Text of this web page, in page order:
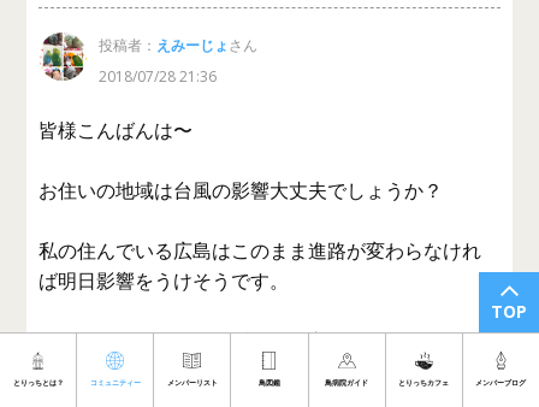
TOP
とりっちとは？ コミュニティー メンバーリスト 鳥図鑑 鳥病院ガイド とりっちカフェ メンバーブログ
投稿者： えみーじょさん
2018/07/28 21:36
皆様こんばんは〜
お住いの地域は台風の影響大丈夫でしょうか？
私の住んでいる広島はこのまま進路が変わらなけれ
ば明日影響をうけそうです。
モアもまだ発見に至らずとても心配してます?